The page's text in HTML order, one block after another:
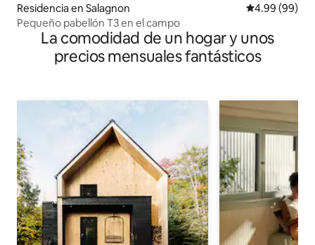
Residencia en Salagnon Calificación
4.99 (99)
Pequeño pabellón T3 en el campo
La comodidad de un hogar y unos
precios mensuales fantásticos